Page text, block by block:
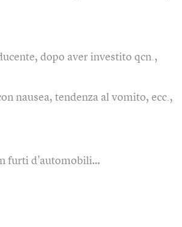
dopo aver investito qcn.,
nausea, tendenza al vomito, ecc.,
furti d'automobili…